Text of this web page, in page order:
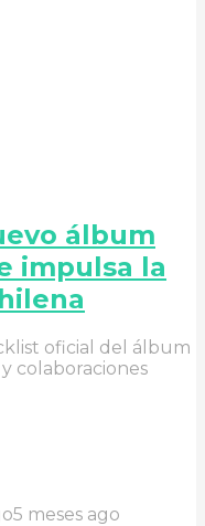
álbum
impulsa la
oficial del álbum
colaboraciones
5 meses ago